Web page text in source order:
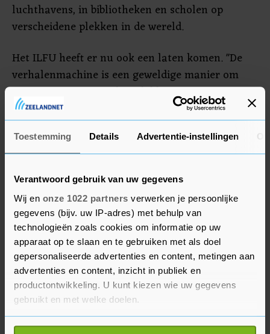
Toestemming Details Advertentie-instellingen
Verantwoord gebruik van uw gegevens
Wij en onze 1022 partners verwerken je persoonlijke
gegevens (bijv. uw IP-adres) met behulp van
technologieën zoals cookies om informatie op uw
apparaat op te slaan en te gebruiken met als doel
gepersonaliseerde advertenties en content, metingen aan
advertenties en content, inzicht in publiek en
productontwikkeling. U kunt kiezen wie uw gegevens
gebruikt en met welke doelen.
Als u het toestaat, willen we ook graag:
luchthavens, in bibliotheken en scholen op
verscheidene plekken in de wereld.
Het ILFU heeft er nu ook een laten komen. "De
verhalenmachine is een geweldige manier om
mensen op onverwachte plekken te verrassen
met literatuur. En nu eens niet op een scherm,
maar ouderwets op papier", zegt festivaldirecteur
Michaël Stoker.